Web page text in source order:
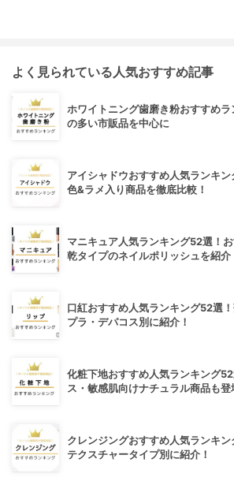
よく見られている人気おすすめ記事
ホワイトニング歯磨き粉おすすめ
の多い市販品を中心に
アイシャドウおすすめ人気ランキ
色&ラメ入り商品を徹底比較！
マニキュア人気ランキング52選！
乾タイプのネイルポリッシュを紹介
口紅おすすめ人気ランキング52選
プラ・デパコス別に紹介！
化粧下地おすすめ人気ランキング
ス・敏感肌向けナチュラル商品も登
クレンジングおすすめ人気ランキ
テクスチャータイプ別に紹介！